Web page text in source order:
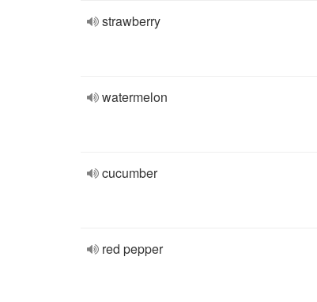
strawberry
watermelon
cucumber
red pepper